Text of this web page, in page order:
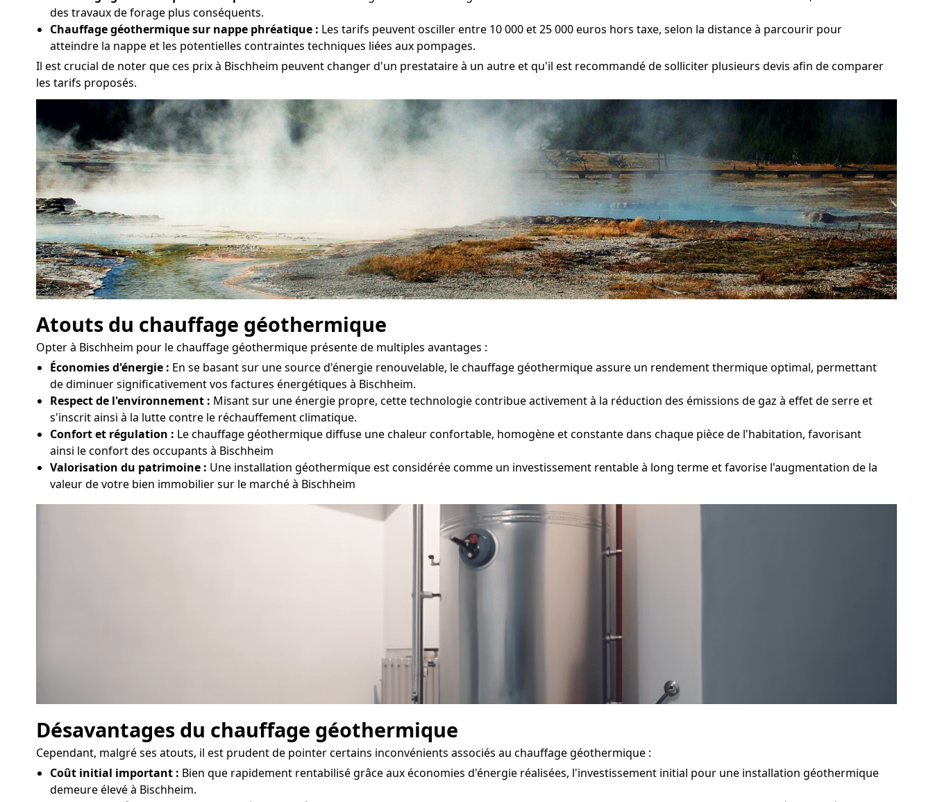
des travaux de forage plus conséquents.
Chauffage géothermique sur nappe phréatique : Les tarifs peuvent osciller entre 10 000 et 25 000 euros hors taxe, selon la distance à parcourir pour
atteindre la nappe et les potentielles contraintes techniques liées aux pompages.
Il est crucial de noter que ces prix à Bischheim peuvent changer d'un prestataire à un autre et qu'il est recommandé de solliciter plusieurs devis afin de comparer
les tarifs proposés.
Atouts du chauffage géothermique
Opter à Bischheim pour le chauffage géothermique présente de multiples avantages :
Économies d'énergie : En se basant sur une source d'énergie renouvelable, le chauffage géothermique assure un rendement thermique optimal, permettant
de diminuer significativement vos factures énergétiques à Bischheim.
Respect de l'environnement : Misant sur une énergie propre, cette technologie contribue activement à la réduction des émissions de gaz à effet de serre et
s'inscrit ainsi à la lutte contre le réchauffement climatique.
Confort et régulation : Le chauffage géothermique diffuse une chaleur confortable, homogène et constante dans chaque pièce de l'habitation, favorisant
ainsi le confort des occupants à Bischheim
Valorisation du patrimoine : Une installation géothermique est considérée comme un investissement rentable à long terme et favorise l'augmentation de la
valeur de votre bien immobilier sur le marché à Bischheim
Désavantages du chauffage géothermique
Cependant, malgré ses atouts, il est prudent de pointer certains inconvénients associés au chauffage géothermique :
Coût initial important : Bien que rapidement rentabilisé grâce aux économies d'énergie réalisées, l'investissement initial pour une installation géothermique
demeure élevé à Bischheim.